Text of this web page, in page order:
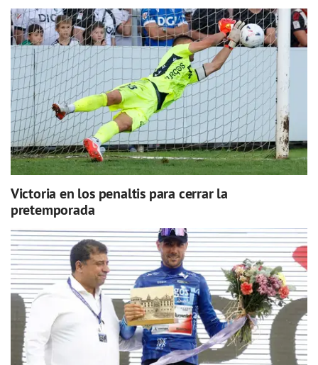
Victoria en los penaltis para cerrar la
pretemporada